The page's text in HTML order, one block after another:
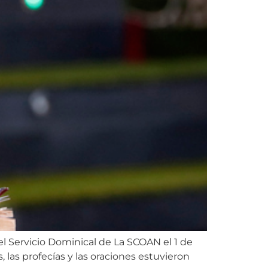
Dominical de La SCOAN el 1 de
profecías y las oraciones estuvieron